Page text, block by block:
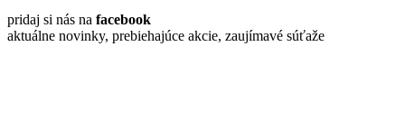
pridaj si nás na facebook
aktuálne novinky, prebiehajúce akcie, zaujímavé súťaže